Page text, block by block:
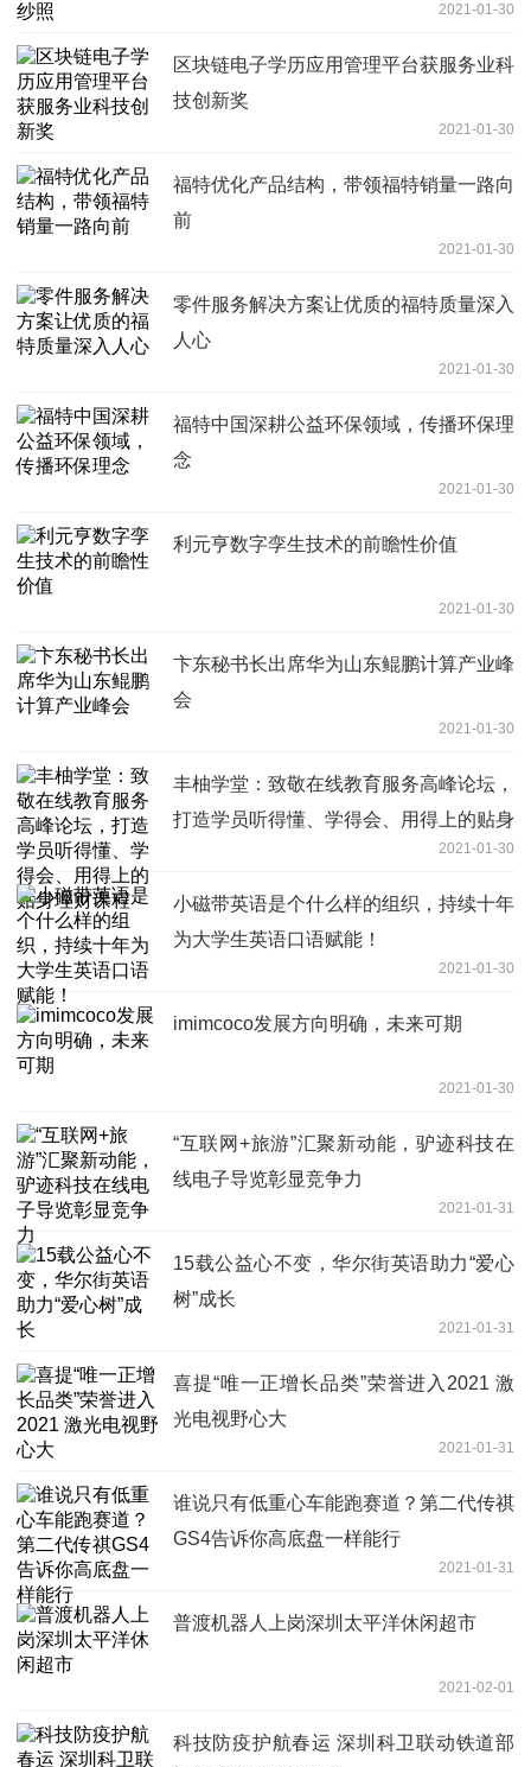
2021-01-30
区块链电子学历应用管理平台获服务业科
技创新奖
2021-01-30
福特优化产品结构，带领福特销量一路向
前
2021-01-30
零件服务解决方案让优质的福特质量深入
人心
2021-01-30
福特中国深耕公益环保领域，传播环保理
念
2021-01-30
利元亨数字孪生技术的前瞻性价值
2021-01-30
卞东秘书长出席华为山东鲲鹏计算产业峰
会
2021-01-30
丰柚学堂：致敬在线教育服务高峰论坛，
打造学员听得懂、学得会、用得上的贴身
2021-01-30
小磁带英语是个什么样的组织，持续十年
为大学生英语口语赋能！
2021-01-30
imimcoco发展方向明确，未来可期
2021-01-30
“互联网+旅游”汇聚新动能，驴迹科技在
线电子导览彰显竞争力
2021-01-31
15载公益心不变，华尔街英语助力“爱心
树”成长
2021-01-31
喜提“唯一正增长品类”荣誉进入2021 激
光电视野心大
2021-01-31
谁说只有低重心车能跑赛道？第二代传祺
GS4告诉你高底盘一样能行
2021-01-31
普渡机器人上岗深圳太平洋休闲超市
2021-02-01
科技防疫护航春运 深圳科卫联动铁道部